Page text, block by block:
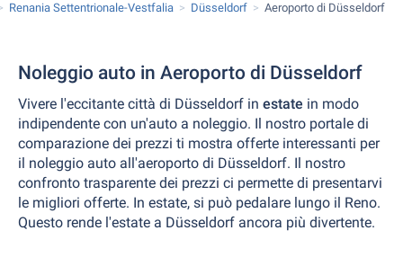
Renania Settentrionale-Vestfalia Düsseldorf Aeroporto di Düsseldorf
Noleggio auto in Aeroporto di Düsseldorf
Vivere l'eccitante città di Düsseldorf in estate in modo
indipendente con un'auto a noleggio. Il nostro portale di
comparazione dei prezzi ti mostra offerte interessanti per
il noleggio auto all'aeroporto di Düsseldorf. Il nostro
confronto trasparente dei prezzi ci permette di presentarvi
le migliori offerte. In estate, si può pedalare lungo il Reno.
Questo rende l'estate a Düsseldorf ancora più divertente.